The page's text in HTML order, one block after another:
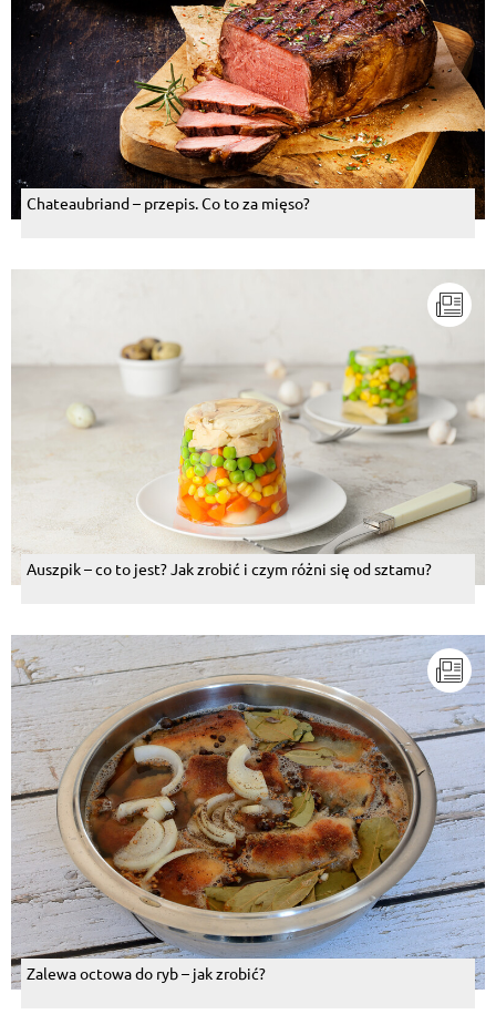
Chateaubriand – przepis. Co to za mięso?
Auszpik – co to jest? Jak zrobić i czym różni się od sztamu?
Zalewa octowa do ryb – jak zrobić?